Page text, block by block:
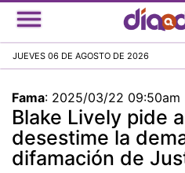
al
JUEVES 06 DE AGOSTO DE 2026
Fama: 2025/03/22 09:50am
Blake Lively pide
desestime la
difamación de